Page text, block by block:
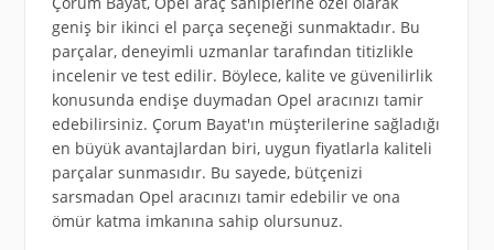
geniş bir ikinci el parça seçeneği sunmaktadır. Bu
parçalar, deneyimli uzmanlar tarafından titizlikle
incelenir ve test edilir. Böylece, kalite ve güvenilirlik
konusunda endişe duymadan Opel aracınızı tamir
edebilirsiniz. Çorum Bayat'ın müşterilerine sağladığı
en büyük avantajlardan biri, uygun fiyatlarla kaliteli
parçalar sunmasıdır. Bu sayede, bütçenizi
sarsmadan Opel aracınızı tamir edebilir ve ona
ömür katma imkanına sahip olursunuz.